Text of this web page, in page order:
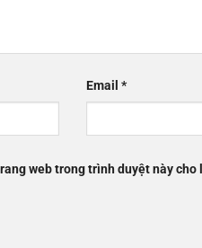
Email*
web trong trình duyệt này